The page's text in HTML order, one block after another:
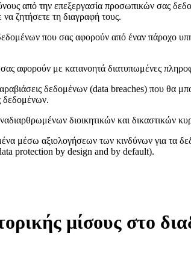
από την επεξεργασία προσωπικών σας
ζητήσετε τη διαγραφή τους.
που σας αφορούν από έναν πάροχο
αφορούν με κατανοητά διατυπωμένες
δεδομένων (data breaches) που
δεδομένων.
διοικητικών και δικαστικών
μέσω αξιολογήσεων των κινδύνων για τα
protection by design and by default).
μίσους στο